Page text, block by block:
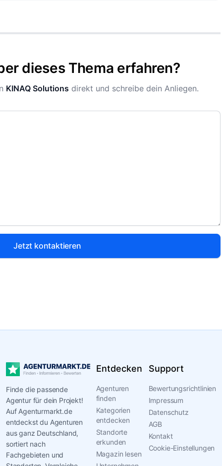
dieses Thema erfahren?
KINAQ Solutions direkt und schreibe dein Anliegen.
Jetzt kontaktieren
Finde die passende
Agentur für dein Projekt!
Auf Agenturmarkt.de
entdeckst du Agenturen
aus ganz Deutschland,
sortiert nach
Fachgebieten und
Entdecken
Agenturen
finden
Kategorien
entdecken
Standorte
erkunden
Magazin lesen
Support
Bewertungsrichtlinien
Impressum
Datenschutz
AGB
Kontakt
Cookie-Einstellungen